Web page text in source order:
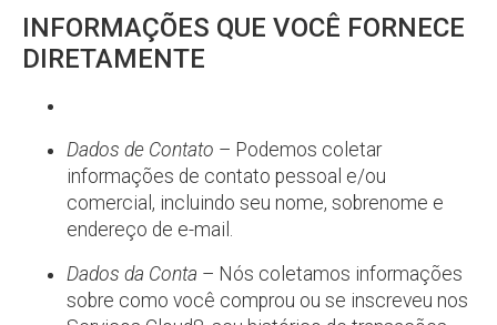
INFORMAÇÕES QUE VOCÊ FORNECE
DIRETAMENTE
Dados de Contato – Podemos coletar
informações de contato pessoal e/ou
comercial, incluindo seu nome, sobrenome e
endereço de e-mail.
Dados da Conta – Nós coletamos informações
sobre como você comprou ou se inscreveu nos